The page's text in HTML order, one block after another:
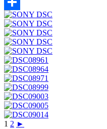
Twitter
Teilen
1 2 ►